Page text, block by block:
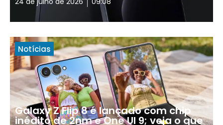
Notícias
Galaxy Z Flip 8 é lançado com chip
inédito de 2nm e One UI 9; veja o que